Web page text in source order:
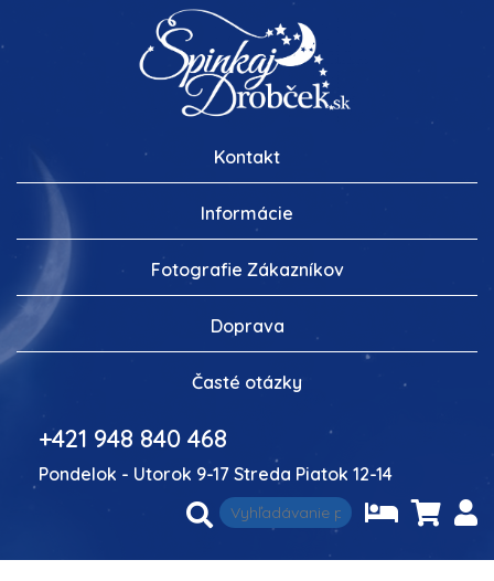
Kontakt
Informácie
Fotografie Zákazníkov
Doprava
Časté otázky
+421 948 840 468
Pondelok - Utorok 9-17 Streda Piatok 12-14